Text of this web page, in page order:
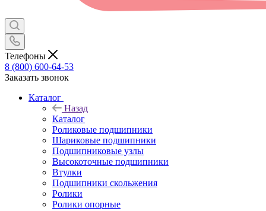
Телефоны
8 (800) 600-64-53
Заказать звонок
Каталог
Назад
Каталог
Роликовые подшипники
Шариковые подшипники
Подшипниковые узлы
Высокоточные подшипники
Втулки
Подшипники скольжения
Ролики
Ролики опорные